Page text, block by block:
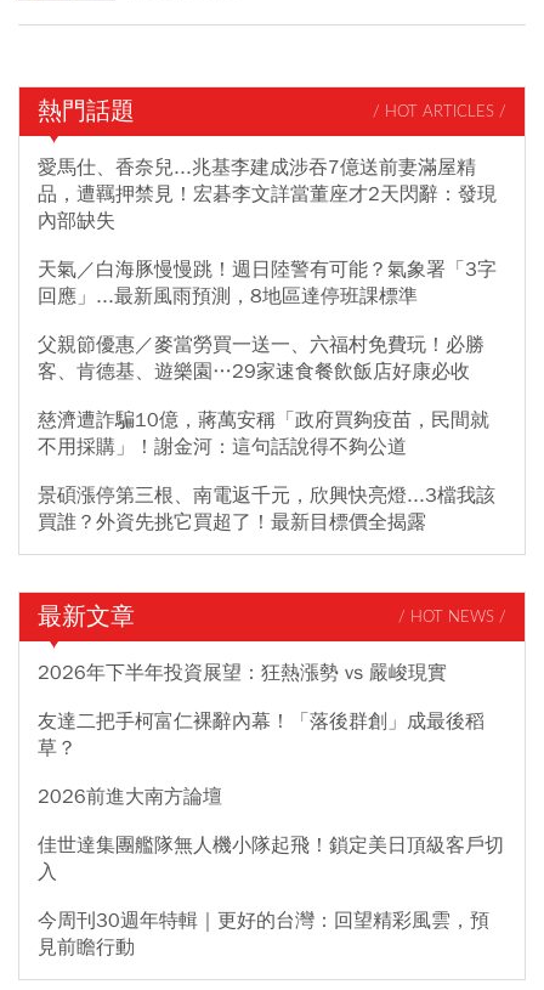
熱門話題 / HOT ARTICLES /
愛馬仕、香奈兒...兆基李建成涉吞7億送前妻滿屋精
品，遭羈押禁見！宏碁李文詳當董座才2天閃辭：發現
內部缺失
天氣／白海豚慢慢跳！週日陸警有可能？氣象署「3字
回應」...最新風雨預測，8地區達停班課標準
父親節優惠／麥當勞買一送一、六福村免費玩！必勝
客、肯德基、遊樂園…29家速食餐飲飯店好康必收
慈濟遭詐騙10億，蔣萬安稱「政府買夠疫苗，民間就
不用採購」！謝金河：這句話說得不夠公道
景碩漲停第三根、南電返千元，欣興快亮燈...3檔我該
買誰？外資先挑它買超了！最新目標價全揭露
最新文章 / HOT NEWS /
2026年下半年投資展望：狂熱漲勢 vs 嚴峻現實
友達二把手柯富仁裸辭內幕！「落後群創」成最後稻
草？
2026前進大南方論壇
佳世達集團艦隊無人機小隊起飛！鎖定美日頂級客戶切
入
今周刊30週年特輯｜更好的台灣：回望精彩風雲，預
見前瞻行動